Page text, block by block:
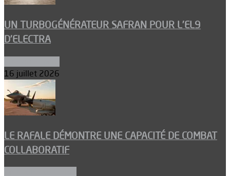
UN TURBOGÉNÉRATEUR SAFRAN POUR L’EL9
D’ELECTRA
16 juillet 2026
LE RAFALE DÉMONTRE UNE CAPACITÉ DE COMBAT
COLLABORATIF